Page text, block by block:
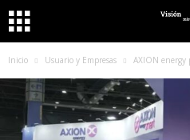
Inicio Usuario y Empresas AXION energy